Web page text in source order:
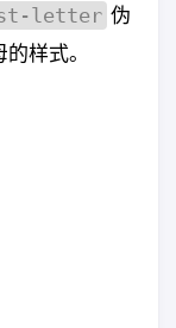
letter 伪
样式。